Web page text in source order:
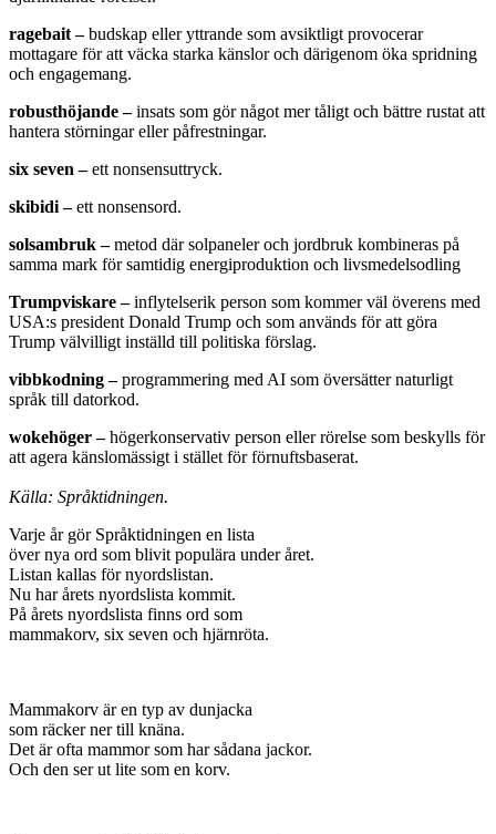
ragebait –budskap eller yttrande som avsiktligt provocerar
mottagare för att väcka starka känslor och därigenom öka spridning
och engagemang.
robusthöjande –insats som gör något mer tåligt och bättre rustat att
hantera störningar eller påfrestningar.
six seven –ett nonsensuttryck.
skibidi –ett nonsensord.
solsambruk –metod där solpaneler och jordbruk kombineras på
samma mark för samtidig energiproduktion och livsmedelsodling
Trumpviskare –inflytelserik person som kommer väl överens med
USA:s president Donald Trump och som används för att göra
Trump välvilligt inställd till politiska förslag.
vibbkodning –programmering med AI som översätter naturligt
språk till datorkod.
wokehöger –högerkonservativ person eller rörelse som beskylls för
att agera känslomässigt i stället för förnuftsbaserat.
Källa: Språktidningen.
Varje år gör Språktidningen en lista
över nya ord som blivit populära under året.
Listan kallas för nyordslistan.
Nu har årets nyordslista kommit.
På årets nyordslista finns ord som
mammakorv, six seven och hjärnröta.
Mammakorv är en typ av dunjacka
som räcker ner till knäna.
Det är ofta mammor som har sådana jackor.
Och den ser ut lite som en korv.